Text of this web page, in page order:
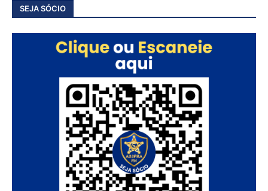
SEJA SÓCIO